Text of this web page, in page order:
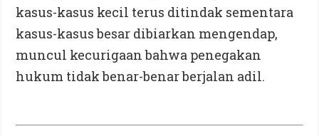
kasus-kasus kecil terus ditindak sementara
kasus-kasus besar dibiarkan mengendap,
muncul kecurigaan bahwa penegakan
hukum tidak benar-benar berjalan adil.